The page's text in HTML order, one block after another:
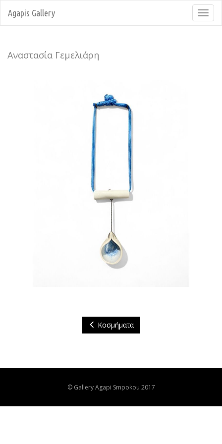
Agapis Gallery
Αναστασία Γεμελιάρη
Κοσμήματα
© Gallery Agapi Smpokou 2017